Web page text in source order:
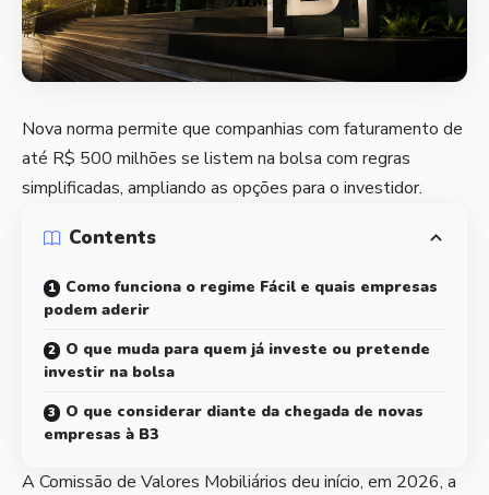
Nova norma permite que companhias com faturamento de
até R$ 500 milhões se listem na bolsa com regras
simplificadas, ampliando as opções para o investidor.
Contents
Como funciona o regime Fácil e quais empresas
podem aderir
O que muda para quem já investe ou pretende
investir na bolsa
O que considerar diante da chegada de novas
empresas à B3
A Comissão de Valores Mobiliários deu início, em 2026, a